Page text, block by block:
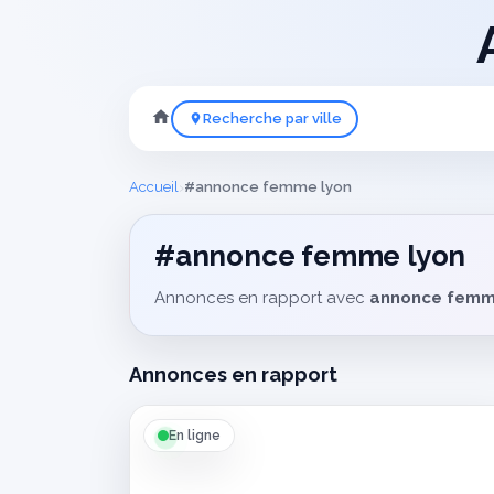
Recherche par ville
Accueil›#annonce femme lyon
#annonce femme lyon
Annonces en rapport avec annonce
Annonces en rapport
En ligne